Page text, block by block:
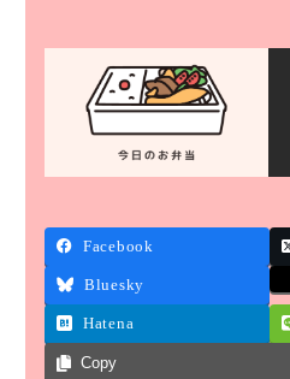
Facebook
Bluesky
Hatena
Copy